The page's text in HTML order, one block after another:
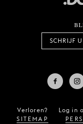
SCHRIJF
Verloren?
SITEMAP
Log in